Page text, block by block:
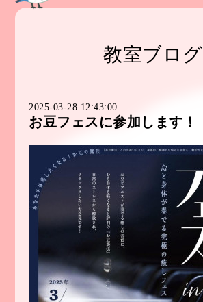
教室ブログ
2025-03-28 12:43:00
お豆フェスに参加します！